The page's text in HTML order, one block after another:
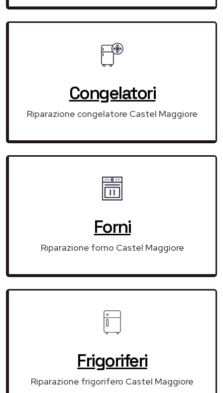
Congelatori
Riparazione congelatore Castel Maggiore
Forni
Riparazione forno Castel Maggiore
Frigoriferi
Riparazione frigorifero Castel Maggiore